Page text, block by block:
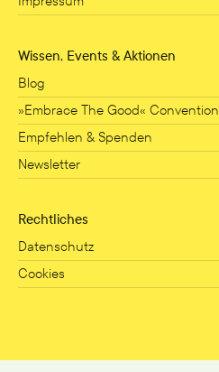
Wissen, Events & Aktionen
Blog
»Embrace The Good« Convention
Empfehlen & Spenden
Newsletter
Rechtliches
Datenschutz
Cookies